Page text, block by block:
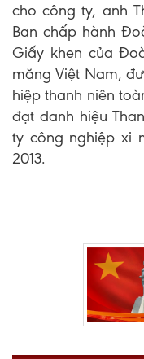
cho công ty, anh
Ban chấp hành
Giấy khen của
măng Việt Nam,
hiệp thanh niên
đạt danh hiệu
ty công nghiệp xi
2013.